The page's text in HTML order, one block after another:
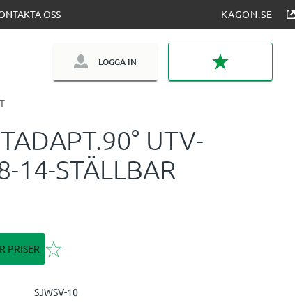
OSS KAGON.SE
LOGGA IN
UTV-
14-STÄLLBAR
PRISER Lägg till i favoriter
SJWSV-10